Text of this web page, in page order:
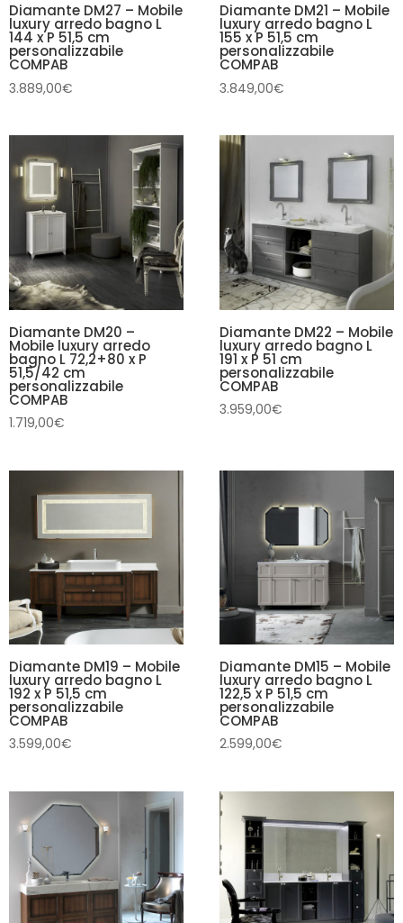
Diamante DM27 – Mobile
luxury arredo bagno L
144 x P 51,5 cm
personalizzabile
COMPAB
3.889,00€
Diamante DM21 – Mobile
luxury arredo bagno L
155 x P 51,5 cm
personalizzabile
COMPAB
3.849,00€
Diamante DM20 –
Mobile luxury arredo
bagno L 72,2+80 x P
51,5/42 cm
personalizzabile
COMPAB
1.719,00€
Diamante DM22 – Mobile
luxury arredo bagno L
191 x P 51 cm
personalizzabile
COMPAB
3.959,00€
Diamante DM19 – Mobile
luxury arredo bagno L
192 x P 51,5 cm
personalizzabile
COMPAB
3.599,00€
Diamante DM15 – Mobile
luxury arredo bagno L
122,5 x P 51,5 cm
personalizzabile
COMPAB
2.599,00€